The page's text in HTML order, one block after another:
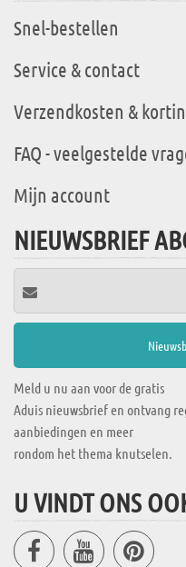
Snel-bestellen
Service & contact
Verzendkosten &
FAQ - veelgestelde
Mijn account
NIEUWSBRIEF
Meld u nu aan voor de gratis
Aduis nieuwsbrief en ontvang
aanbiedingen en meer
rondom het thema knutselen.
U VINDT ONS